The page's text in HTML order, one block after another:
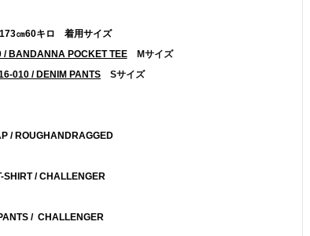
㎝60キロ 着用サイズ
/ BANDANNA POCKET TEE
Mサイズ
010 / DENIM PANTS
Sサイズ
/ ROUGHANDRAGGED
SHIRT / CHALLENGER
/ CHALLENGER